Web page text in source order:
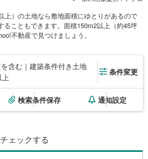
上）の土地なら敷地面積にゆとりがあるので
ることもできます。面積150m2以上（約45坪
不動産で見つけましょう。
含む｜建築条件付き土地
条件変更
検索条件保存 通知設定
ェックする